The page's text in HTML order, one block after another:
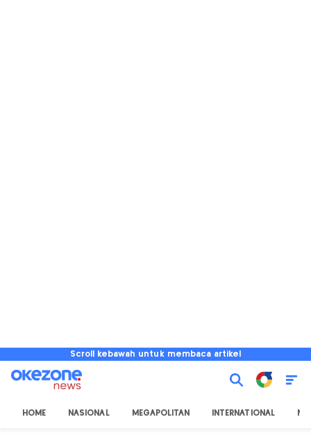
Scroll kebawah untuk membaca artikel
HOME NASIONAL MEGAPOLITAN INTERNATIONAL